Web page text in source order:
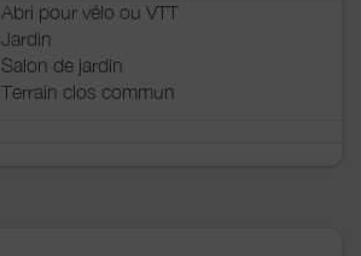
Abri pour vélo ou VTT
Jardin
Salon de jardin
Terrain clos commun